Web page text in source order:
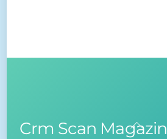
Back
Crm Scan Magazin